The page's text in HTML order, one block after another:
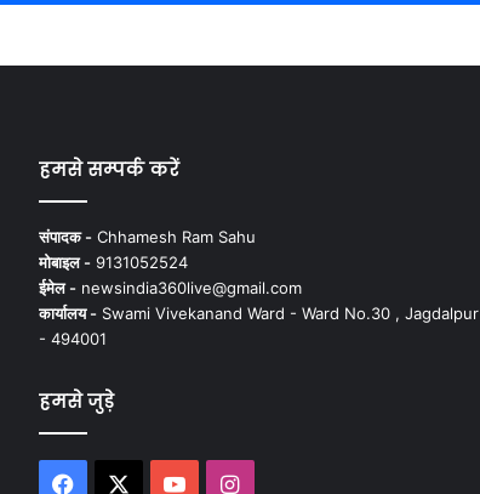
हमसे सम्पर्क करें
संपादक -Chhamesh Ram Sahu
मोबाइल -9131052524
ईमेल - newsindia360live@gmail.com
कार्यालय -Swami Vivekanand Ward - Ward No.30 , Jagdalpur
- 494001
हमसे जुड़े
Facebook YouTubeInstagram